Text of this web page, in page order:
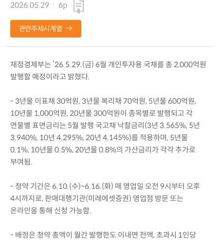
2026.05.29
6p
관련주제시계열
재정경제부는 ’26.5.29.(금) 6월 개인투자용 국채를 총 2,000억원
발행할 예정이라고 밝혔다.
- 3년물 이표채 30억원, 3년물 복리채 70억원, 5년물 600억원,
10년물 1,000억원, 20년물 300억원이 종목별로 발행되고 각
연물별 표면금리는 5월 발행 국고채 낙찰금리(3년 3.565%, 5년
3.940%, 10년 4.295%, 20년 4.145%)를 적용하며, 5년물
0.1%, 10년물 0.5%, 20년물 0.8%의 가산금리가 각각 추가로
부여됨.
- 청약 기간은 6.10.(수)~6.16.(화) 매 영업일 오전 9시부터 오후
4시까지로, 판매대행기관(미래에셋증권) 영업점 방문 또는
온라인을 통해 신청 가능함.
- 배정은 청약 총액이 월간 발행한도 이내면 전액, 초과시 1인당